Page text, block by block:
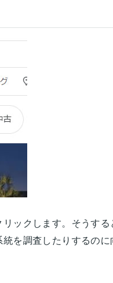
ックします。そうす
を調査したりするのに